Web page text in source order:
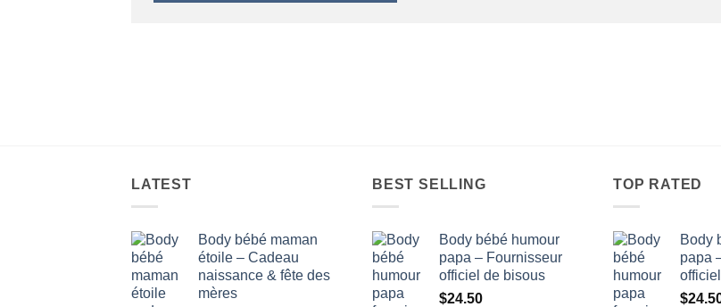
LATEST
Body bébé maman
étoile – Cadeau
naissance & fête des
mères
BEST SELLING
Body bébé humour
papa – Fournisseur
officiel de bisous
$24.50
TOP RATED
Body
papa
$